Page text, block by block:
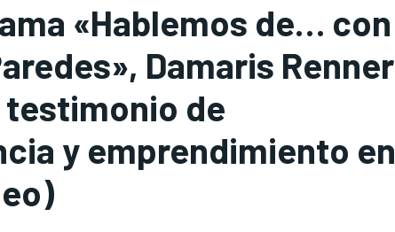
«Hablemos de… con
Damaris Renner
de
y emprendimiento en